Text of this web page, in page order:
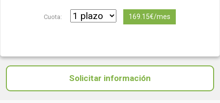
Cuota: 169.15€/mes
Solicitar información